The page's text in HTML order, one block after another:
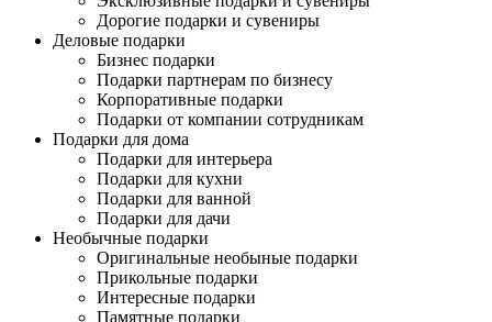
Дорогие подарки и сувениры
Деловые подарки
Бизнес подарки
Подарки партнерам по бизнесу
Корпоративные подарки
Подарки от компании сотрудникам
Подарки для дома
Подарки для интерьера
Подарки для кухни
Подарки для ванной
Подарки для дачи
Необычные подарки
Оригинальные необыные подарки
Прикольные подарки
Интересные подарки
Памятные подарки